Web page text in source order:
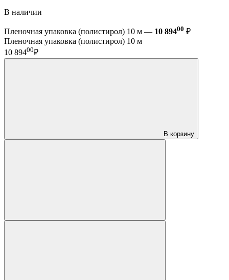
В наличии
Пленочная упаковка (полистирол) 10 м — 10 89400 ₽
Пленочная упаковка (полистирол) 10 м
10 89400₽
В корзину